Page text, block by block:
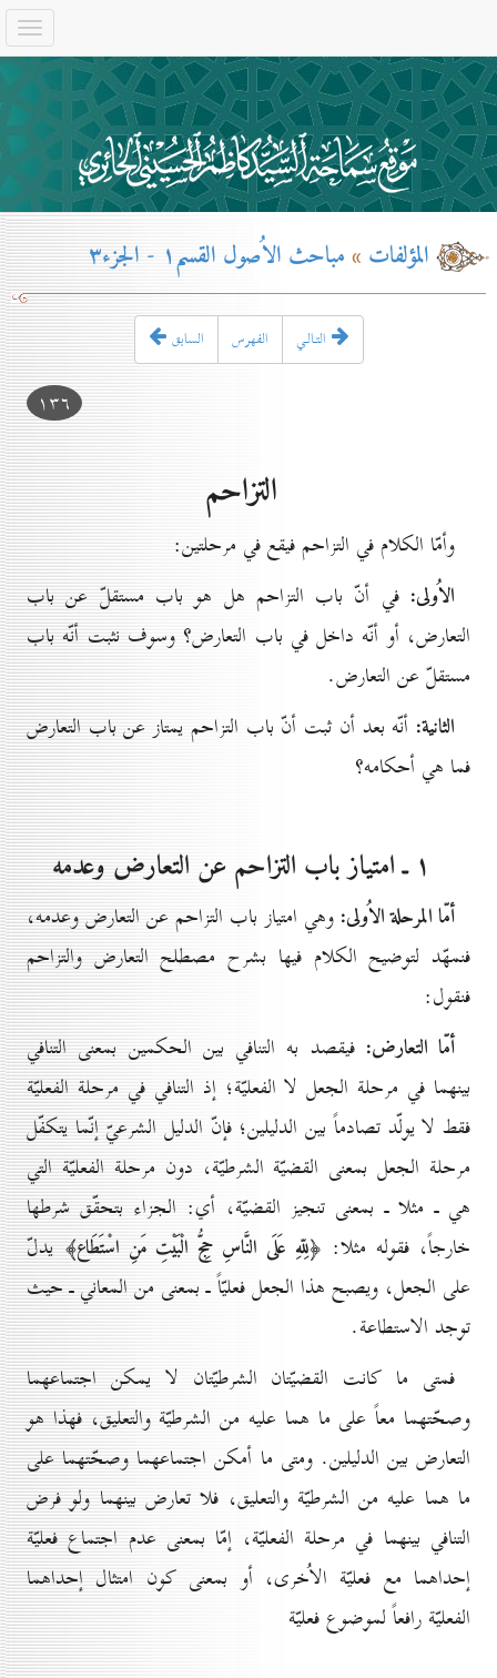
المؤلفات»مباحث الاُصول القسم۱ - الجزء۳
السابق الفهرس التـالـي
۱۳٦
التزاحم
وأمّا الكلام في التزاحم فيقع في مرحلتين:
الاُولى: في أنّ باب التزاحم هل هو باب مستقلّ عن باب
التعارض، أو أنّه داخل في باب التعارض؟ وسوف نثبت أنّه باب
مستقلّ عن التعارض.
الثانية: أنّه بعد أن ثبت أنّ باب التزاحم يمتاز عن باب التعارض
فما هي أحكامه؟
۱ ـ امتياز باب التزاحم عن التعارض وعدمه
أمّا المرحلة الاُولى: وهي امتياز باب التزاحم عن التعارض وعدمه،
فنمهّد لتوضيح الكلام فيها بشرح مصطلح التعارض والتزاحم
فنقول:
أمّا التعارض: فيقصد به التنافي بين الحكمين بمعنى التنافي
بينهما في مرحلة الجعل لا الفعليّة؛ إذ التنافي في مرحلة الفعليّة
فقط لا يولّد تصادماً بين الدليلين؛ فإنّ الدليل الشرعيّ إنّما يتكفّل
مرحلة الجعل بمعنى القضيّة الشرطيّة، دون مرحلة الفعليّة التي
هي ـ مثلا ـ بمعنى تنجيز القضيّة، أي: الجزاء بتحقّق شرطها
خارجاً، فقوله مثلا: ﴿لِلّهِ عَلَى النَّاسِ حِجُّ الْبَيْتِ مَنِ اسْتَطَاع﴾يدلّ
على الجعل، ويصبح هذا الجعل فعليّاً ـ بمعنى من المعاني ـ حيث
توجد الاستطاعة.
فمتى ما كانت القضيّتان الشرطيّتان لا يمكن اجتماعهما
وصحّتهما معاً على ما هما عليه من الشرطيّة والتعليق، فهذا هو
التعارض بين الدليلين. ومتى ما أمكن اجتماعهما وصحّتهما على
ما هما عليه من الشرطيّة والتعليق، فلا تعارض بينهما ولو فرض
التنافي بينهما في مرحلة الفعليّة، إمّا بمعنى عدم اجتماع فعليّة
إحداهما مع فعليّة الاُخرى، أو بمعنى كون امتثال إحداهما
الفعليّة رافعاً لموضوع فعليّة